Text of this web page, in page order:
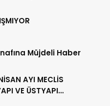
Müjdeli Haber
AYI MECLİS
VE ÜSTYAPI